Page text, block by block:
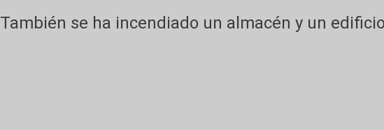
También se ha incendiado un almacén y un